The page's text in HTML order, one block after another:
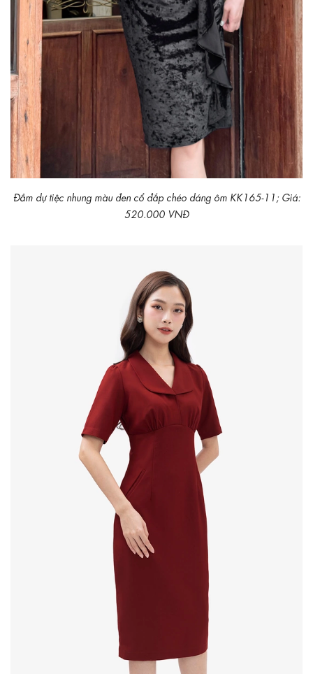
Đầm dự tiệc nhung màu đen cổ đắp chéo dáng ôm KK165-11; Giá:
520.000 VNĐ